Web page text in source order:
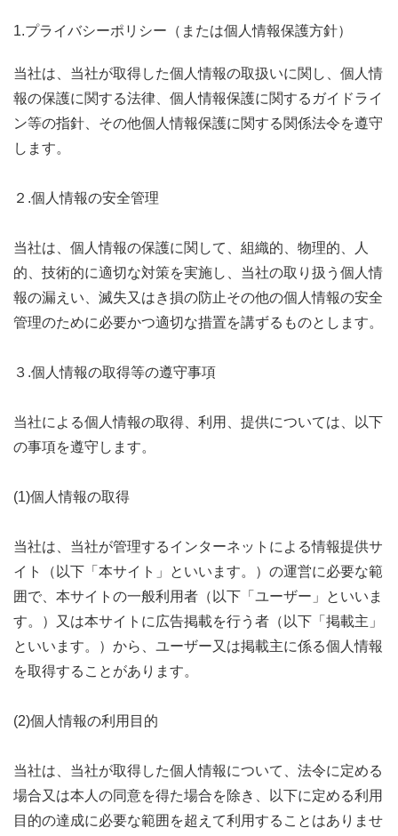
1.プライバシーポリシー（または個人情報保護方針）
当社は、当社が取得した個人情報の取扱いに関し、個人情
報の保護に関する法律、個人情報保護に関するガイドライ
ン等の指針、その他個人情報保護に関する関係法令を遵守
します。
２.個人情報の安全管理
当社は、個人情報の保護に関して、組織的、物理的、人
的、技術的に適切な対策を実施し、当社の取り扱う個人情
報の漏えい、滅失又はき損の防止その他の個人情報の安全
管理のために必要かつ適切な措置を講ずるものとします。
３.個人情報の取得等の遵守事項
当社による個人情報の取得、利用、提供については、以下
の事項を遵守します。
(1)個人情報の取得
当社は、当社が管理するインターネットによる情報提供サ
イト（以下「本サイト」といいます。）の運営に必要な範
囲で、本サイトの一般利用者（以下「ユーザー」といいま
す。）又は本サイトに広告掲載を行う者（以下「掲載主」
といいます。）から、ユーザー又は掲載主に係る個人情報
を取得することがあります。
(2)個人情報の利用目的
当社は、当社が取得した個人情報について、法令に定める
場合又は本人の同意を得た場合を除き、以下に定める利用
目的の達成に必要な範囲を超えて利用することはありませ